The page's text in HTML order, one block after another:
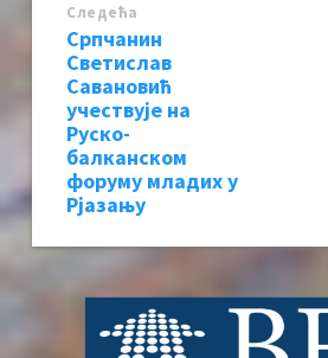
Следећa
Српчанин
Светислав
Савановић
учествује на
Руско-
балканском
форуму младих у
Рјазању